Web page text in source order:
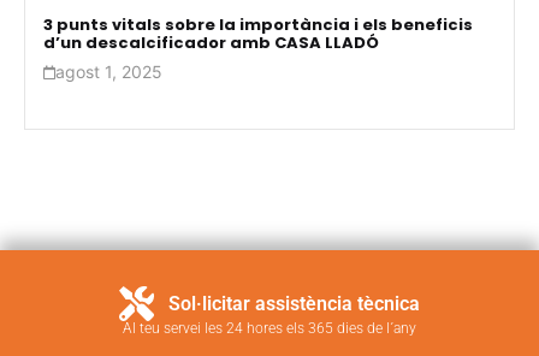
3 punts vitals sobre la importància i els beneficis
d’un descalcificador amb CASA LLADÓ
agost 1, 2025
Sol·licitar assistència tècnica
Al teu servei les 24 hores els 365 dies de l´any